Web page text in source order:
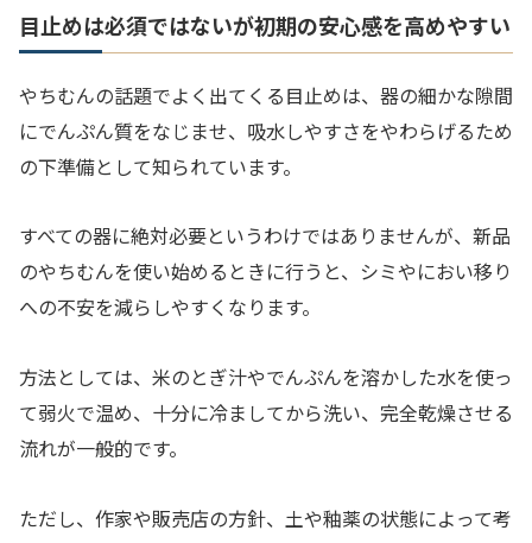
目止めは必須ではないが初期の安心感を高めやすい
やちむんの話題でよく出てくる目止めは、器の細かな隙間
にでんぷん質をなじませ、吸水しやすさをやわらげるため
の下準備として知られています。
すべての器に絶対必要というわけではありませんが、新品
のやちむんを使い始めるときに行うと、シミやにおい移り
への不安を減らしやすくなります。
方法としては、米のとぎ汁やでんぷんを溶かした水を使っ
て弱火で温め、十分に冷ましてから洗い、完全乾燥させる
流れが一般的です。
ただし、作家や販売店の方針、土や釉薬の状態によって考